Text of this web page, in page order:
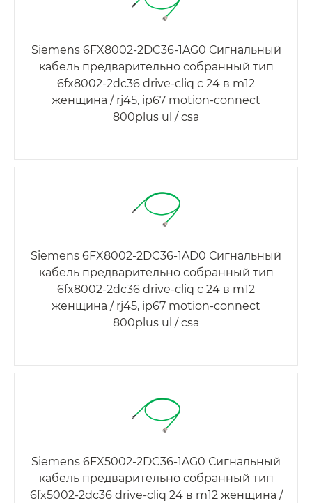
Siemens 6FX8002-2DC36-1AG0 Сигнальный
кабель предварительно собранный тип
6fx8002-2dc36 drive-cliq с 24 в m12
женщина / rj45, ip67 motion-connect
800plus ul / csa
Siemens 6FX8002-2DC36-1AD0 Сигнальный
кабель предварительно собранный тип
6fx8002-2dc36 drive-cliq с 24 в m12
женщина / rj45, ip67 motion-connect
800plus ul / csa
Siemens 6FX5002-2DC36-1AG0 Сигнальный
кабель предварительно собранный тип
6fx5002-2dc36 drive-cliq 24 в m12 женщина /